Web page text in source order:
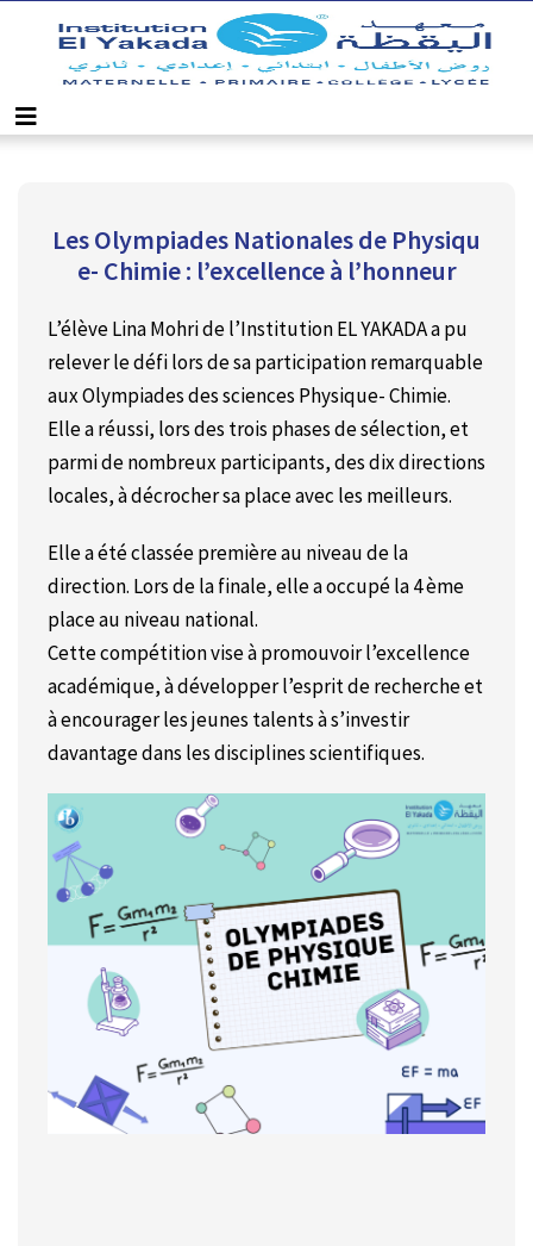
Les Olympiades Nationales de Physiqu
e- Chimie : l’excellence à l’honneur
L’élève Lina Mohri de l’Institution EL YAKADA a pu
relever le défi lors de sa participation remarquable
aux Olympiades des sciences Physique- Chimie.
Elle a réussi, lors des trois phases de sélection, et
parmi de nombreux participants, des dix directions
locales, à décrocher sa place avec les meilleurs.
Elle a été classée première au niveau de la
direction. Lors de la finale, elle a occupé la 4 ème
place au niveau national.
Cette compétition vise à promouvoir l’excellence
académique, à développer l’esprit de recherche et
à encourager les jeunes talents à s’investir
davantage dans les disciplines scientifiques.